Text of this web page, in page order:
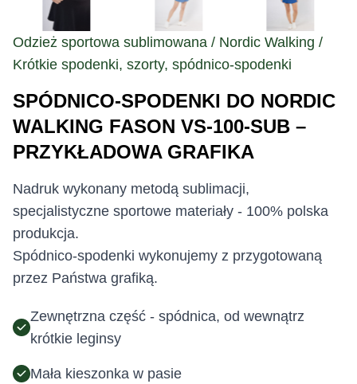
Odzież sportowa sublimowana / Nordic Walking /
Krótkie spodenki, szorty, spódnico-spodenki
SPÓDNICO-SPODENKI DO NORDIC
WALKING FASON VS-100-SUB –
PRZYKŁADOWA GRAFIKA
Nadruk wykonany metodą sublimacji,
specjalistyczne sportowe materiały - 100% polska
produkcja.
Spódnico-spodenki wykonujemy z przygotowaną
przez Państwa grafiką.
Zewnętrzna część - spódnica, od wewnątrz
krótkie leginsy
Mała kieszonka w pasie